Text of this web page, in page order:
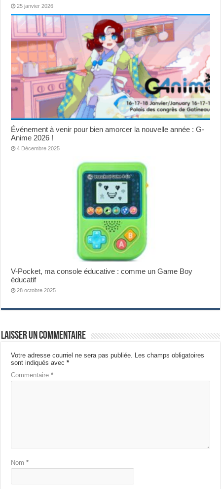
25 janvier 2026
Événement à venir pour bien amorcer la nouvelle année : G-
Anime 2026 !
4 Décembre 2025
V-Pocket, ma console éducative : comme un Game Boy
éducatif
28 octobre 2025
Laisser un commentaire
Votre adresse courriel ne sera pas publiée. Les champs obligatoires
sont indiqués avec*
Commentaire*
Nom*